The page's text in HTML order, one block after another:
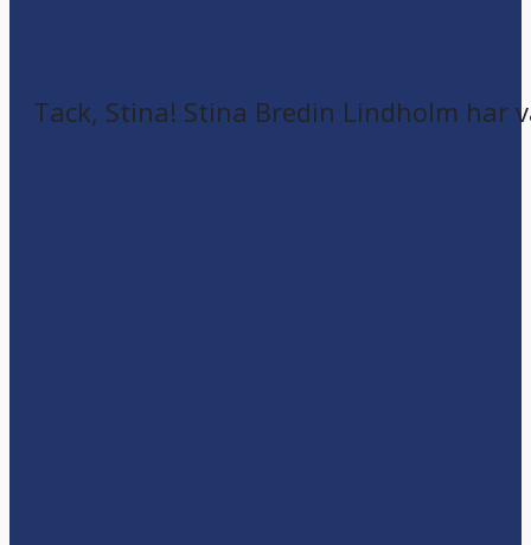
Tack, Stina! Stina Bredin Lindholm har